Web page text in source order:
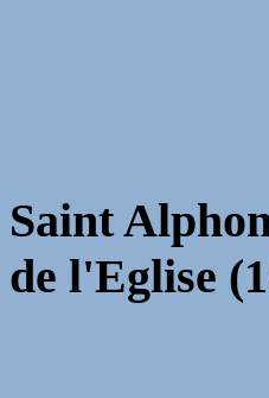
Saint
de l'Eglise